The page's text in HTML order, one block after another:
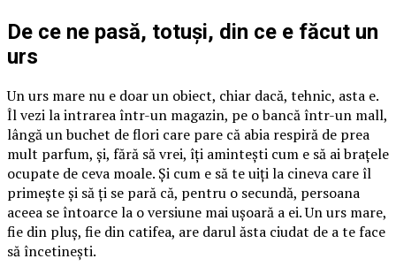
De ce ne pasă, totuși, din ce e făcut un
urs
Un urs mare nu e doar un obiect, chiar dacă, tehnic, asta e.
Îl vezi la intrarea într-un magazin, pe o bancă într-un mall,
lângă un buchet de flori care pare că abia respiră de prea
mult parfum, și, fără să vrei, îți amintești cum e să ai brațele
ocupate de ceva moale. Și cum e să te uiți la cineva care îl
primește și să ți se pară că, pentru o secundă, persoana
aceea se întoarce la o versiune mai ușoară a ei. Un urs mare,
fie din pluș, fie din catifea, are darul ăsta ciudat de a te face
să încetinești.